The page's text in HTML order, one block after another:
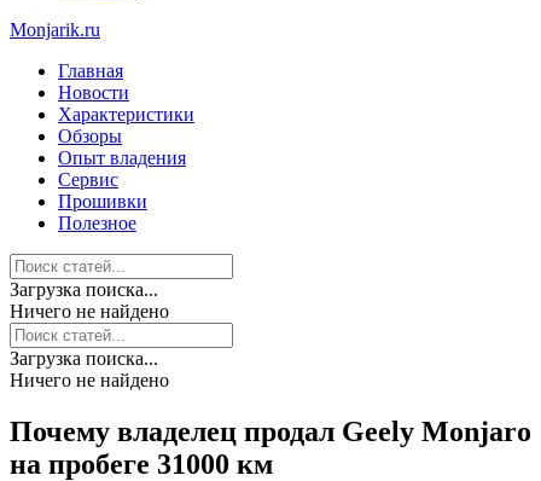
Monjarik.ru
Главная
Новости
Характеристики
Обзоры
Опыт владения
Сервис
Прошивки
Полезное
Загрузка поиска...
Ничего не найдено
Загрузка поиска...
Ничего не найдено
Почему владелец продал Geely Monjaro
на пробеге 31000 км